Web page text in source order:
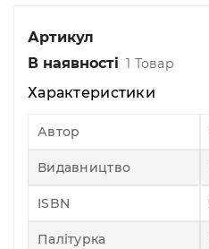
Артикул
В наявності 1 Товар
Характеристики
Автор
Видавництво
ISBN
Палітурка